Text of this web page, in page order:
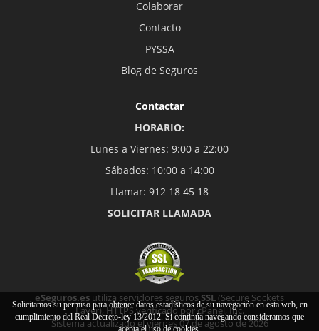
Colaborar
Contacto
PYSSA
Blog de Seguros
Contactar
HORARIO:
Lunes a Viernes: 9:00 a 22:00
Sábados: 10:00 a 14:00
Llamar: 912 18 45 18
SOLICITAR LLAMADA
eSeguros.es utiliza servidores seguros SSL(Secure Sockets
Layer), HTTPS verificado por cPanel, Inc.
Sistema actualizado el viernes 07 de agosto de 2026
Solicitamos su permiso para obtener datos estadísticos de su navegación en esta web, en
cumplimiento del Real Decreto-ley 13/2012. Si continúa navegando consideramos que
acepta el uso de cookies.